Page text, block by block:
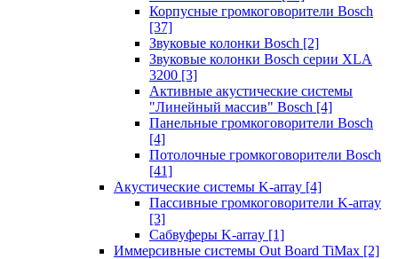
Корпусные громкоговорители Bosch
[37]
Звуковые колонки Bosch [2]
Звуковые колонки Bosch серии XLA
3200 [3]
Активные акустические системы
"Линейный массив" Bosch [4]
Панельные громкоговорители Bosch
[4]
Потолочные громкоговорители Bosch
[41]
Акустические системы K-array [4]
Пассивные громкоговорители K-array
[3]
Сабвуферы K-array [1]
Иммерсивные системы Out Board TiMax [2]